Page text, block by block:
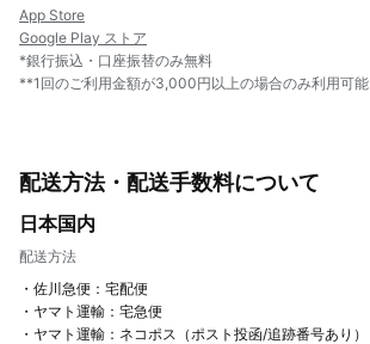
App Store
Google Play ストア
*銀行振込・口座振替のみ無料
**1回のご利用金額が3,000円以上の場合のみ利用可能
配送方法・配送手数料について
日本国内
配送方法
・佐川急便：宅配便
・ヤマト運輸：宅急便
・ヤマト運輸：ネコポス（ポスト投函/追跡番号あり）